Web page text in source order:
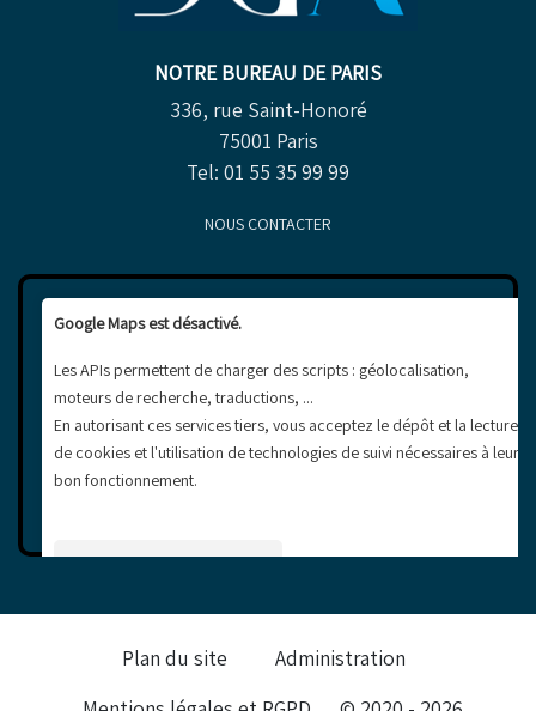
NOTRE BUREAU DE PARIS
336, rue Saint-Honoré
75001 Paris
Tel: 01 55 35 99 99
NOUS CONTACTER
Google Maps est désactivé.
Les APIs permettent de charger des scripts : géolocalisation,
moteurs de recherche, traductions, ...
En autorisant ces services tiers, vous acceptez le dépôt et la lecture
de cookies et l'utilisation de technologies de suivi nécessaires à leur
bon fonctionnement.
Plan du site
Administration